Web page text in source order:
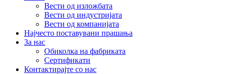
Вести од изложбата
Вести од индустријата
Вести од компанијата
Најчесто поставувани прашања
За нас
Обиколка на фабриката
Сертификати
Контактирајте со нас